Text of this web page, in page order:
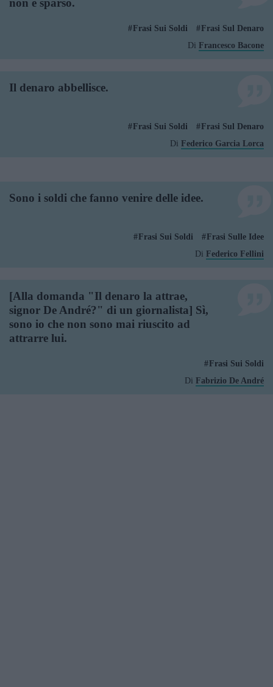
non è sparso.
Frasi Sui Soldi
Frasi Sul Denaro
Di Francesco Bacone
Il denaro abbellisce.
Frasi Sui Soldi
Frasi Sul Denaro
Di Federico Garcia Lorca
Sono i soldi che fanno venire delle idee.
Frasi Sui Soldi
Frasi Sulle Idee
Di Federico Fellini
[Alla domanda "Il denaro la attrae,
signor De André?" di un giornalista] Sì,
sono io che non sono mai riuscito ad
attrarre lui.
Frasi Sui Soldi
Di Fabrizio De André